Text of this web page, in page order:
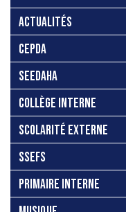
ACTUALITÉS
CEPDA
SEEDAHA
COLLÈGE INTERNE
SCOLARITÉ EXTERNE
SSEFS
PRIMAIRE INTERNE